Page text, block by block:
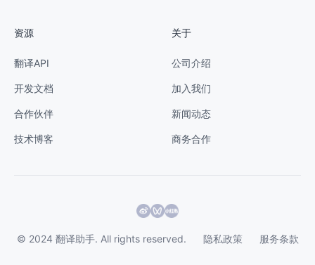
资源
翻译API
开发文档
合作伙伴
技术博客
关于
公司介绍
加入我们
新闻动态
商务合作
© 2024 翻译助手. All rights reserved. 隐私政策 服务条款